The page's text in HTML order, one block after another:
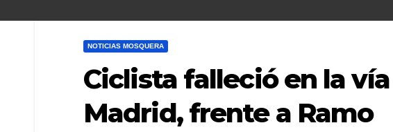
NOTICIAS MOSQUERA
Ciclista falleció en la
Madrid, frente a Ramo